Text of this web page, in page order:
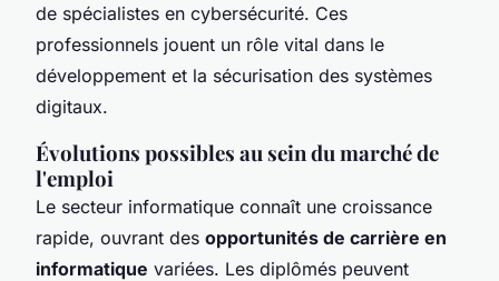
de spécialistes en cybersécurité. Ces
professionnels jouent un rôle vital dans le
développement et la sécurisation des systèmes
digitaux.
Évolutions possibles au sein du marché de
l'emploi
Le secteur informatique connaît une croissance
rapide, ouvrant des opportunités de carrière en
informatique variées. Les diplômés peuvent